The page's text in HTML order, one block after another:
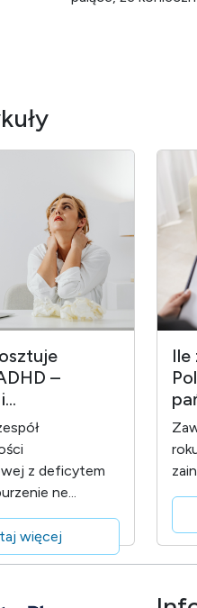
–
z deficytem
ne...
więcej
Ile